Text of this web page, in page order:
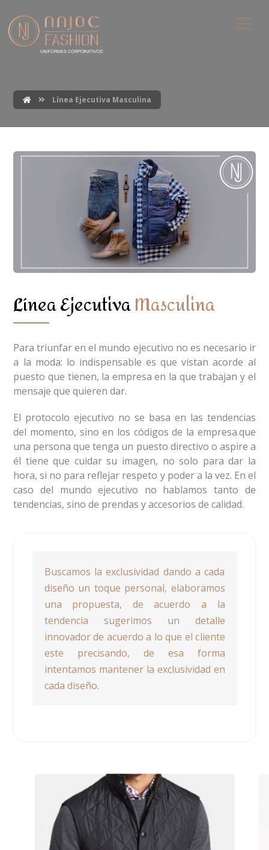
Línea Ejecutiva Masculina
Línea EjecutivaMasculina
Para triunfar en el mundo ejecutivo no es necesario ir
a la moda: lo indispensable es que vistan acorde al
puesto que tienen, la empresa en la que trabajan y el
mensaje que quieren dar.
El protocolo ejecutivo no se basa en las tendencias
del momento, sino en los códigos de la empresa.que
una persona que tenga un puesto directivo o aspire a
él tiene que cuidar su imagen, no solo para dar la
hora, si no para reflejar respeto y poder a la vez. En el
caso del mundo ejecutivo no hablamos tanto de
tendencias, sino de prendas y accesorios de calidad.
Buscamos la exclusividad dando a cada
diseño un toque personal, elaboramos
una propuesta, de acuerdo a la
tendencia sugerimos un detalle
innovador de acuerdo a lo que el cliente
este precisando, de esa forma
intentamos mantener la exclusividad en
cada diseño.